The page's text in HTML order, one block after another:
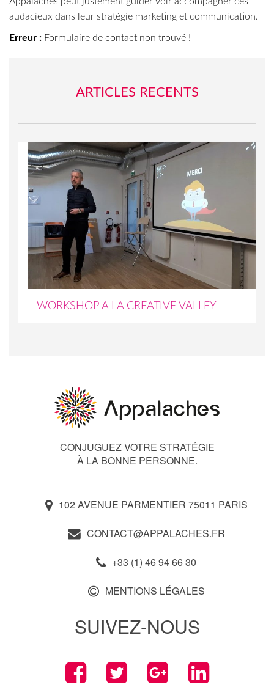
audacieux dans leur stratégie marketing et communication.
Erreur : Formulaire de contact non trouvé !
ARTICLES RECENTS
WORKSHOP A LA CREATIVE VALLEY
CONJUGUEZ VOTRE STRATÉGIE
À LA BONNE PERSONNE.
102 AVENUE PARMENTIER 75011 PARIS
CONTACT@APPALACHES.FR
+33 (1) 46 94 66 30
MENTIONS LÉGALES
SUIVEZ-NOUS